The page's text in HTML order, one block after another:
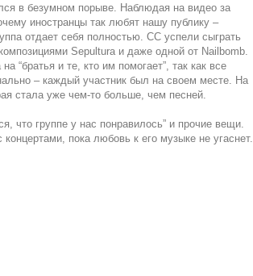
в безумном порыве. Наблюдая на видео за
иностранцы так любят нашу публику –
отдает себя полностью. CC успели сыграть
Sepultura и даже одной от Nailbomb.
“братья и те, кто им помогает”, так как все
– каждый участник был на своем месте. На
стала уже чем-то больше, чем песней.
что группе у нас понравилось” и прочие вещи.
пока любовь к его музыке не угаснет.